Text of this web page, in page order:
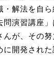
・解法を自
問演習講座
んが、その
開発された